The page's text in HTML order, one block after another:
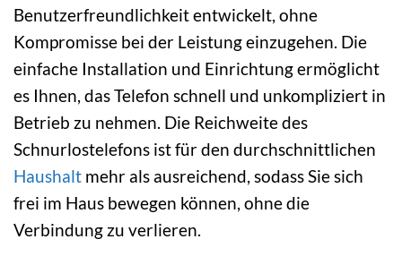
Benutzerfreundlichkeit entwickelt, ohne
Kompromisse bei der Leistung einzugehen. Die
einfache Installation und Einrichtung ermöglicht
es Ihnen, das Telefon schnell und unkompliziert in
Betrieb zu nehmen. Die Reichweite des
Schnurlostelefons ist für den durchschnittlichen
Haushalt mehr als ausreichend, sodass Sie sich
frei im Haus bewegen können, ohne die
Verbindung zu verlieren.